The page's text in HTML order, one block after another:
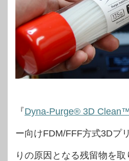
『Dyna-Purge® 3D Clean™
ー向けFDM/FFF方式3Dプ
りの原因となる残留物を